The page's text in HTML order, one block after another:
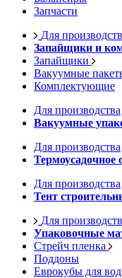
Запчасти
Для
Запайщики и
Запайщики
Вакуумные
Комплектующие
Для производства
Вакуумные
Для производства
Термоусадочное
Для производства
Тент
Для
Упаковочные
Стрейч пленка
Поддоны
Еврокубы для